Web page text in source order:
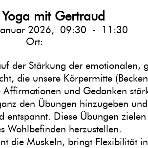
mit Gertraud
2026, 09:30 - 11:30
Ort:
der Stärkung der emotionalen,
die unsere Körpermitte
Affirmationen und Gedanken
den Übungen hinzugeben
entspannt. Diese Übungen
Wohlbefinden herzustellen.
die Muskeln, bringt Flexibilität